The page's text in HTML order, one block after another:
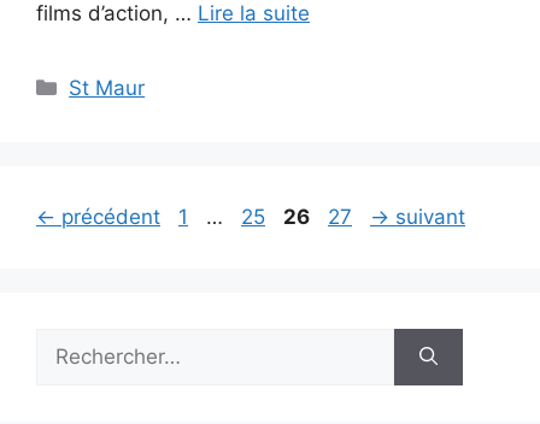
films d’action, … Lire la suite
Catégories
St Maur
← précédent Page
1 … Page
25 Page
26 Page
27 → suivant
Rechercher :